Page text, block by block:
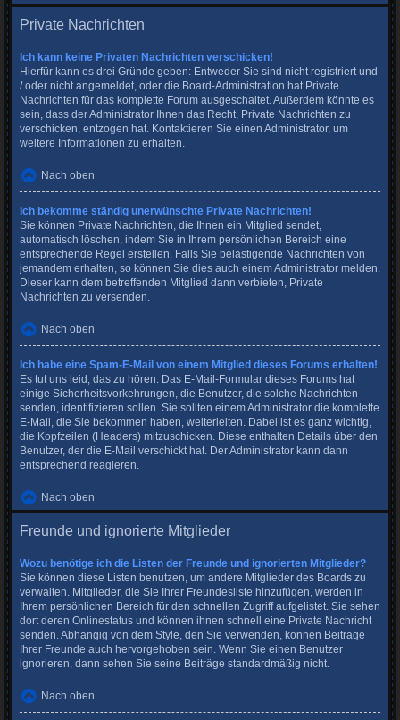
Private Nachrichten
Ich kann keine Privaten Nachrichten verschicken!
Hierfür kann es drei Gründe geben: Entweder Sie sind nicht registriert und
/ oder nicht angemeldet, oder die Board-Administration hat Private
Nachrichten für das komplette Forum ausgeschaltet. Außerdem könnte es
sein, dass der Administrator Ihnen das Recht, Private Nachrichten zu
verschicken, entzogen hat. Kontaktieren Sie einen Administrator, um
weitere Informationen zu erhalten.
Nach oben
Ich bekomme ständig unerwünschte Private Nachrichten!
Sie können Private Nachrichten, die Ihnen ein Mitglied sendet,
automatisch löschen, indem Sie in Ihrem persönlichen Bereich eine
entsprechende Regel erstellen. Falls Sie belästigende Nachrichten von
jemandem erhalten, so können Sie dies auch einem Administrator melden.
Dieser kann dem betreffenden Mitglied dann verbieten, Private
Nachrichten zu versenden.
Nach oben
Ich habe eine Spam-E-Mail von einem Mitglied dieses Forums erhalten!
Es tut uns leid, das zu hören. Das E-Mail-Formular dieses Forums hat
einige Sicherheitsvorkehrungen, die Benutzer, die solche Nachrichten
senden, identifizieren sollen. Sie sollten einem Administrator die komplette
E-Mail, die Sie bekommen haben, weiterleiten. Dabei ist es ganz wichtig,
die Kopfzeilen (Headers) mitzuschicken. Diese enthalten Details über den
Benutzer, der die E-Mail verschickt hat. Der Administrator kann dann
entsprechend reagieren.
Nach oben
Freunde und ignorierte Mitglieder
Wozu benötige ich die Listen der Freunde und ignorierten Mitglieder?
Sie können diese Listen benutzen, um andere Mitglieder des Boards zu
verwalten. Mitglieder, die Sie Ihrer Freundesliste hinzufügen, werden in
Ihrem persönlichen Bereich für den schnellen Zugriff aufgelistet. Sie sehen
dort deren Onlinestatus und können ihnen schnell eine Private Nachricht
senden. Abhängig von dem Style, den Sie verwenden, können Beiträge
Ihrer Freunde auch hervorgehoben sein. Wenn Sie einen Benutzer
ignorieren, dann sehen Sie seine Beiträge standardmäßig nicht.
Nach oben